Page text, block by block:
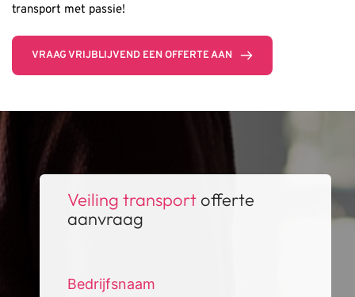
transport met passie!
VRAAG VRIJBLIJVEND EEN OFFERTE AAN
Veiling transport offerte
aanvraag
Bedrijfsnaam